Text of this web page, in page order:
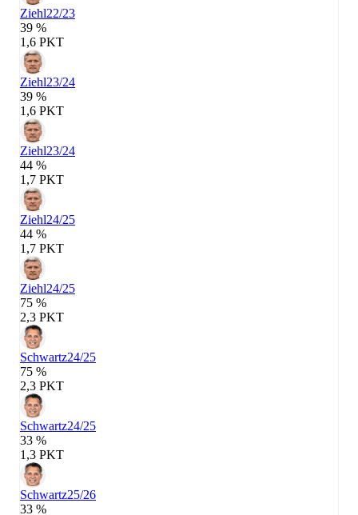
Ziehl22/23
39 %
1,6 PKT
Ziehl23/24
39 %
1,6 PKT
Ziehl23/24
44 %
1,7 PKT
Ziehl24/25
44 %
1,7 PKT
Ziehl24/25
75 %
2,3 PKT
Schwartz24/25
75 %
2,3 PKT
Schwartz24/25
33 %
1,3 PKT
Schwartz25/26
33 %